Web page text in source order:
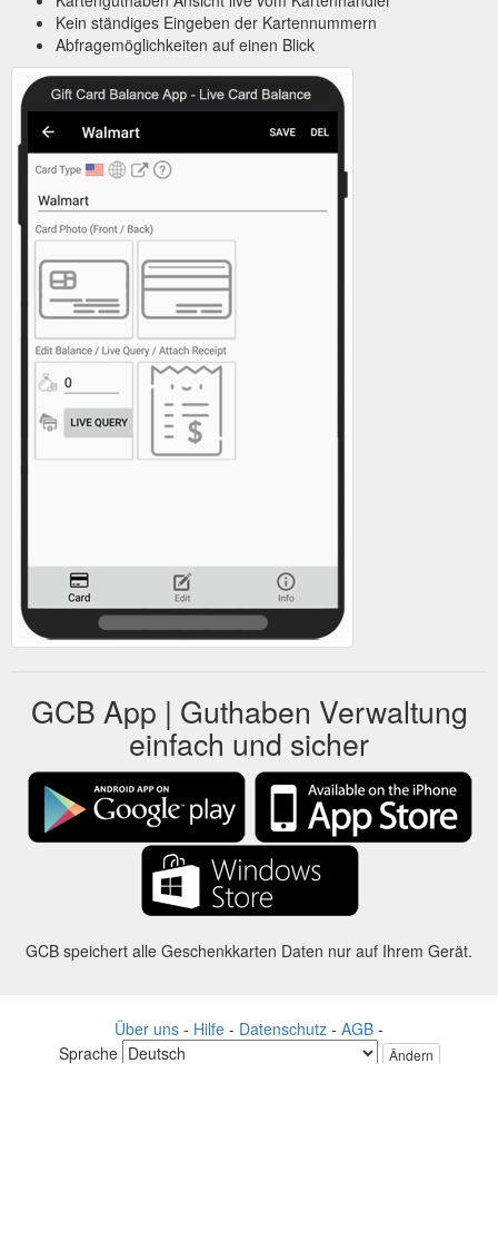
Kein ständiges Eingeben der Kartennummern
Abfragemöglichkeiten auf einen Blick
GCB App | Guthaben Verwaltung
einfach und sicher
GCB speichert alle Geschenkkarten Daten nur auf Ihrem Gerät.
Über uns - Hilfe - Datenschutz - AGB -
Sprache
Ändern